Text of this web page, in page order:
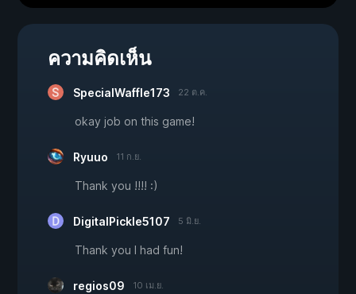
ความคิดเห็น
SpecialWaffle173 22 ต.ค.
okay job on this game!
Ryuuo 11 ก.ย.
Thank you !!!! :)
DigitalPickle5107 5 มิ.ย.
Thank you I had fun!
regios09 10 เม.ย.